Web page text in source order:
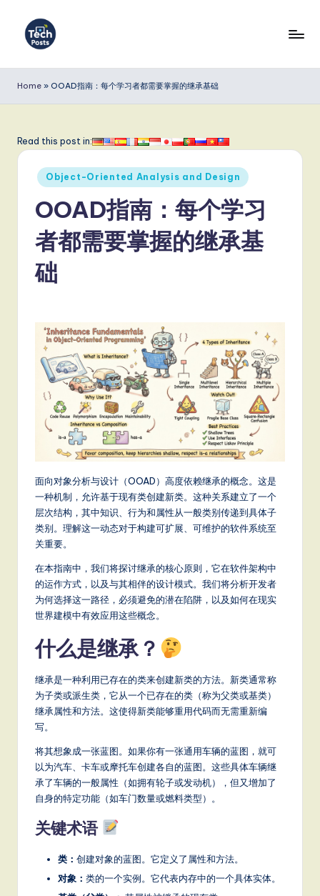
e
P
S
m
C
hi
a
T
Home » OOAD指南：每个学习者都需要掌握的继承基础
Read this post in:
Posted
in
Object-Oriented Analysis and Design
OOAD指南：每个学习
者都需要掌握的继承基
础
面向对象分析与设计（OOAD）高度依赖继承的概念。这是
一种机制，允许基于现有类创建新类。这种关系建立了一个
层次结构，其中知识、行为和属性从一般类别传递到具体子
类别。理解这一动态对于构建可扩展、可维护的软件系统至
关重要。
在本指南中，我们将探讨继承的核心原则，它在软件架构中
的运作方式，以及与其相伴的设计模式。我们将分析开发者
为何选择这一路径，必须避免的潜在陷阱，以及如何在现实
世界建模中有效应用这些概念。
什么是继承？
继承是一种利用已存在的类来创建新类的方法。新类通常称
为子类或派生类，它从一个已存在的类（称为父类或基类）
继承属性和方法。这使得新类能够重用代码而无需重新编
写。
将其想象成一张蓝图。如果你有一张通用车辆的蓝图，就可
以为汽车、卡车或摩托车创建各自的蓝图。这些具体车辆继
承了车辆的一般属性（如拥有轮子或发动机），但又增加了
自身的特定功能（如车门数量或燃料类型）。
关键术语
类： 创建对象的蓝图。它定义了属性和方法。
对象： 类的一个实例。它代表内存中的一个具体实体。